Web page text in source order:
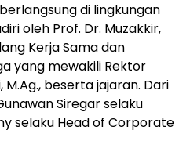
di lingkungan
oleh Prof. Dr. Muzakkir,
Kerja Sama dan
yang mewakili Rektor
M.Ag., beserta jajaran. Dari
Siregarselaku
selaku Head of Corporate